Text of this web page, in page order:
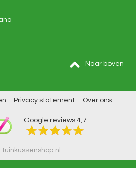
Naar boven
Privacy statement Over ons
Google reviews 4,7